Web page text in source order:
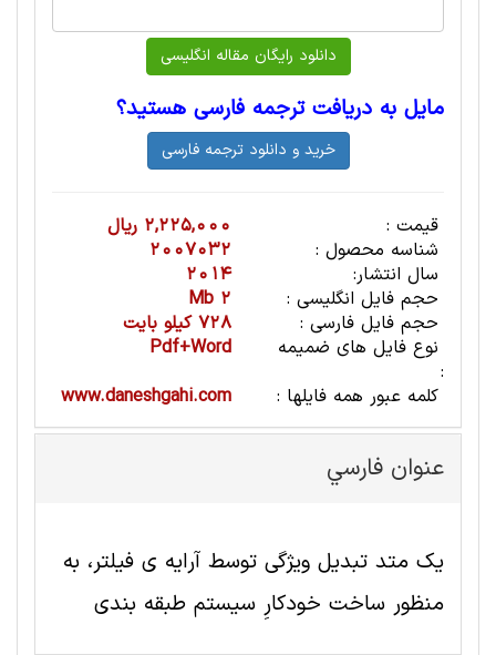
مایل به دریافت ترجمه فارسی هستید؟
قیمت :
2,225,000 ریال
شناسه محصول :
2007032
سال انتشار:
2014
حجم فایل انگلیسی :
2 Mb
حجم فایل فارسی :
728 کیلو بایت
نوع فایل های ضمیمه
:
Pdf+Word
کلمه عبور همه فایلها :
www.daneshgahi.com
عنوان فارسي
یک متد تبدیل ویژگی توسط آرایه ی فیلتر، به
منظور ساخت خودکارِ سیستم طبقه بندی